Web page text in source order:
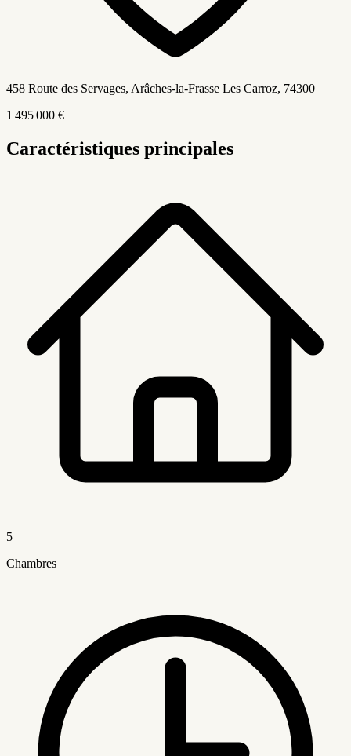
458 Route des Servages, Arâches-la-Frasse Les Carroz, 74300
1 495 000 €
Caractéristiques principales
5
Chambres